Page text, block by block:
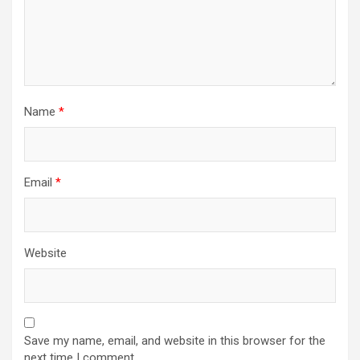
Name *
Email *
Website
Save my name, email, and website in this browser for the